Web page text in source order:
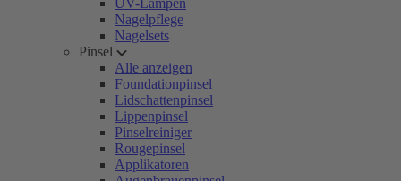
UV-Lampen
Nagelpflege
Nagelsets
Pinsel
Alle anzeigen
Foundationpinsel
Lidschattenpinsel
Lippenpinsel
Pinselreiniger
Rougepinsel
Applikatoren